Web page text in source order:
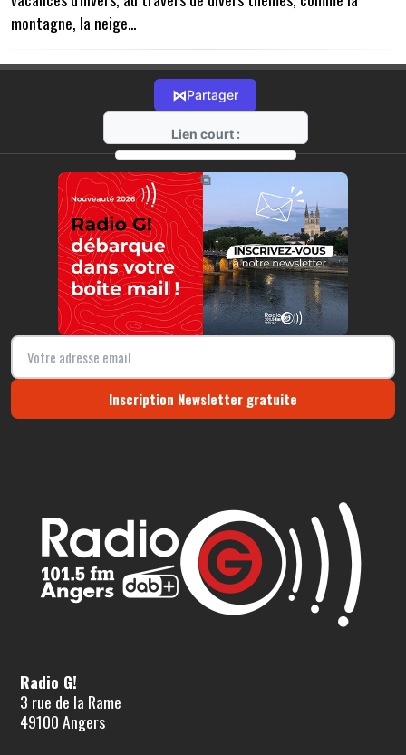
montagne, la neige...
⋈Partager
Lien court :
https://radio-g.fr?21044
⧉
Inscription Newsletter gratuite
Radio G!
3 rue de la Rame
49100 Angers